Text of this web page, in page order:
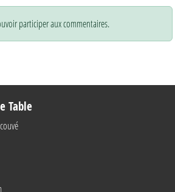
participer aux commentaires.
Table